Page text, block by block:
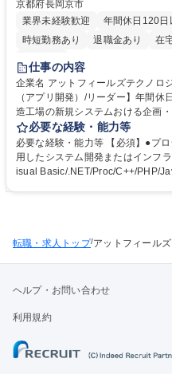
京都府長岡京市
業界未経験歓迎
年間休日120日
時短勤務あり
退職金あり 在
服装自由
仕事の内容
企業名 アットフィールズテクノロジー株式会社 求人
（アプリ開発）/リーダー】年間休日127日/
造工場の新規システムおける企画
修などをお任せします。システム
ます。ご経験に応じてプロジェクト
工場の生産系システム、品質系シ
を担当して頂きます。■小規模なプ
必要な経験・能力等
必要な経験・能力等 【必須】●プ
用したシステム開発またはインフ
isual Basic/.NET/Proc/C++/PHP/
資格：
転職・求人トップ/アットフィール
ヘルプ・お問い合わせ
利用規約